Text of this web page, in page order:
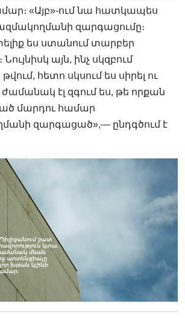
«Այբ»-ում նա հատկապես
զարգացումը։
ես ստանում տարբեր
այն, ինչ սկզբում
հետո սկսում ես սիրել ու
ժամանակ էլ զգում ես, թե որքան
մարդու համար
զարգացած»,— ընդգծում է